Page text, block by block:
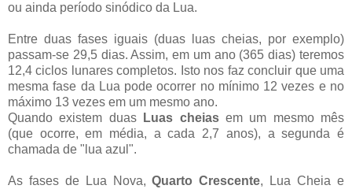
ou ainda período sinódico da Lua.
Entre duas fases iguais (duas luas cheias, por exemplo)
passam-se 29,5 dias. Assim, em um ano (365 dias) teremos
12,4 ciclos lunares completos. Isto nos faz concluir que uma
mesma fase da Lua pode ocorrer no mínimo 12 vezes e no
máximo 13 vezes em um mesmo ano.
Quando existem duas
Luas cheiasem um mesmo mês
(que ocorre, em média, a cada 2,7 anos), a segunda é
chamada de "lua azul".
As fases de Lua Nova,Quarto Crescente, Lua Cheia e